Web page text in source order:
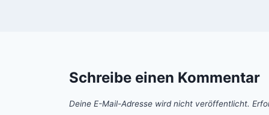
Schreibe einen Kommentar
Deine E-Mail-Adresse wird nicht veröffentlicht.